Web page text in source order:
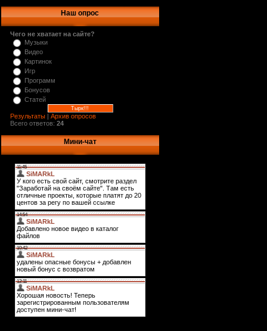
Наш опрос
Чего не хватает на сайте?
Музыки
Видео
Картинок
Игр
Программ
Бонусов
Статей
Результаты | Архив опросов
Всего ответов: 24
Мини-чат